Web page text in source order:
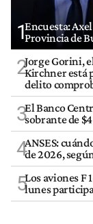
1Encuesta:
Provincia de
2Jorge Gorini,
Kirchner está
delito
3El Banco
sobrante de
4ANSES:
de 2026,
5Los aviones F
lunes